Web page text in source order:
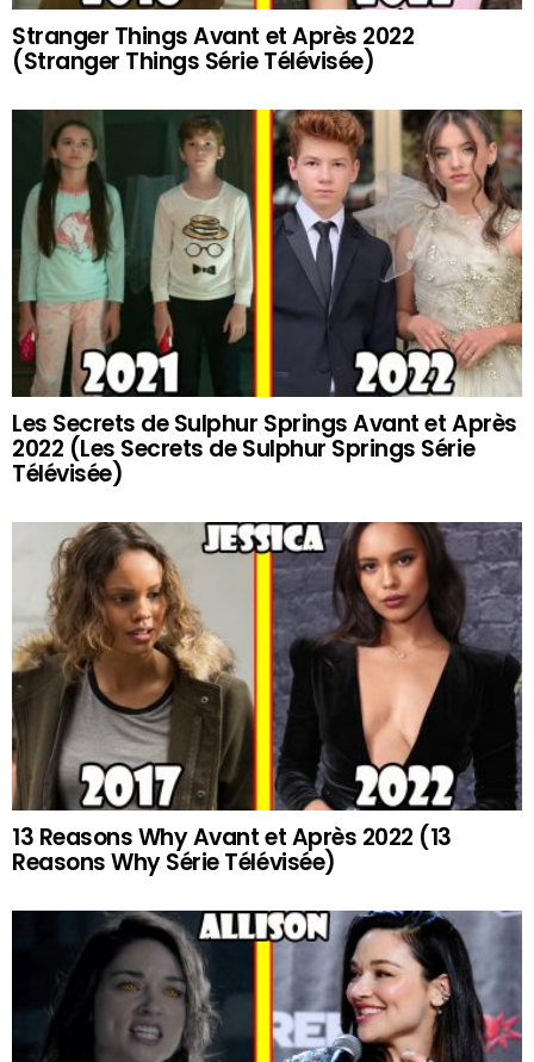
Stranger Things Avant et Après 2022
(Stranger Things Série Télévisée)
Les Secrets de Sulphur Springs Avant et Après
2022 (Les Secrets de Sulphur Springs Série
Télévisée)
13 Reasons Why Avant et Après 2022 (13
Reasons Why Série Télévisée)